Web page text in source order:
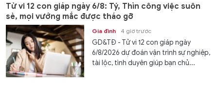
Tử vi 12 con giáp ngày 6/8: Tý, Thìn công việc suôn
sẻ, mọi vướng mắc được tháo gỡ
Gia đình 4 giờ trước
GD&TĐ - Tử vi 12 con giáp ngày
6/8/2026 dự đoán vận trình sự nghiệp,
tài lộc, tình duyên giúp bạn chủ...